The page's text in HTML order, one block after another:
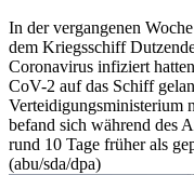
In der vergangenen
dem Kriegsschiff
Coronavirus infiziert
CoV-2 auf das Schiff
Verteidigungsministerium
befand sich während des
rund 10 Tage früher als
(abu/sda/dpa)